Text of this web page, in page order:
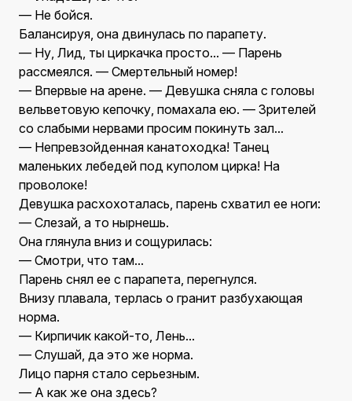
— Не бойся.
Балансируя, она двинулась по парапету.
— Ну, Лид, ты циркачка просто... — Парень
рассмеялся. — Смертельный номер!
— Впервые на арене. — Девушка сняла с головы
вельветовую кепочку, помахала ею. — Зрителей
со слабыми нервами просим покинуть зал...
— Непревзойденная канатоходка! Танец
маленьких лебедей под куполом цирка! На
проволоке!
Девушка расхохоталась, парень схватил ее ноги:
— Слезай, а то нырнешь.
Она глянула вниз и сощурилась:
— Смотри, что там...
Парень снял ее с парапета, перегнулся.
Внизу плавала, терлась о гранит разбухающая
норма.
— Кирпичик какой-то, Лень...
— Слушай, да это же норма.
Лицо парня стало серьезным.
— А как же она здесь?